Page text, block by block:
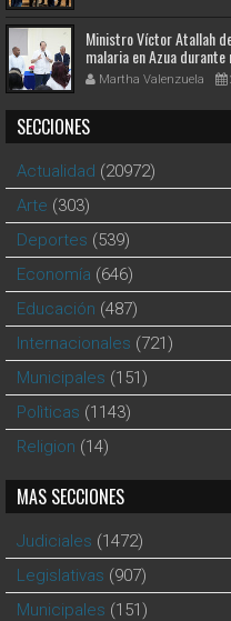
Ministro Víctor Atallah
malaria en Azua
Martha Valenzuela
SECCIONES
Actualidad (20972)
Arte (303)
Deportes (539)
Economía (646)
Educación (487)
Internacionales (721)
Municipales (151)
Polìticas (1143)
Religion (14)
MAS SECCIONES
Judiciales (1472)
Legislativas (907)
Municipales (151)